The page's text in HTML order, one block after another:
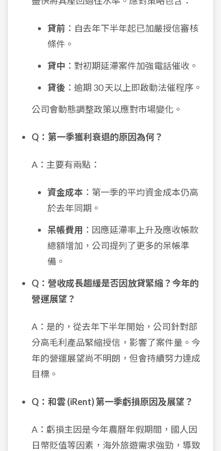
貸前 ：自去年下半年起已加嚴授信審核
條件。
貸中 ：對初期延滯案件加強電話催收。
貸後 ：逾期 30 天以上即啟動法催程序。
公司會動態調整政策以應對市場變化。
Q：第一季獲利衰退的原因為何？
A：主要有兩點：
資金成本 ：第一季的平均資金成本仍高
於去年同期。
呆帳費用 ：因應延滯率上升及應收帳款
總額增加，公司提列了更多的呆帳準
備。
Q：營收成長趨緩是否因放貸緊縮？今年的
營運展望？
A：是的，從去年下半年開始，公司針對部
分高毛利產品緊縮授信，影響了案件量。今
年的營運展望尚不明朗，但會持續努力達成
目標。
Q：和雲 (iRent) 第一季虧損原因及展望？
A：虧損主因是今年農曆年假期間，國人因
日幣貶值等因素，海外旅遊需求強勁，導致